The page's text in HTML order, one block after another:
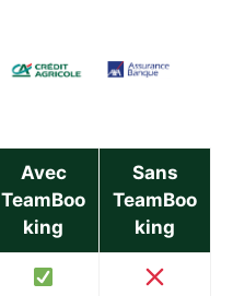
Avec
TeamBoo
king
Sans
TeamBoo
king